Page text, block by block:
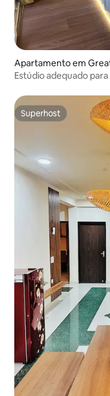
Apartamento em
Estúdio adequado
Superhost
Superhost